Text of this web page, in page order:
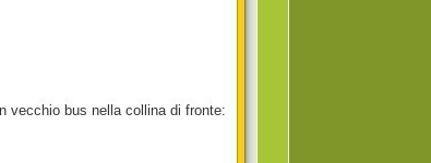
vecchio bus nella collina di fronte: